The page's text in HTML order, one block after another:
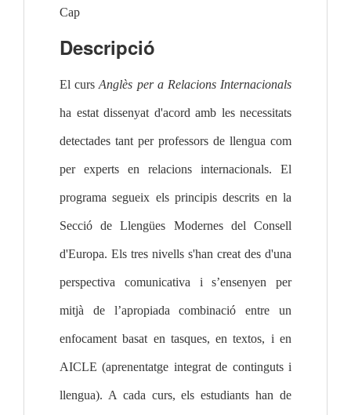
Cap
Descripció
El curs Anglès per a Relacions Internacionals
ha estat dissenyat d'acord amb les necessitats
detectades tant per professors de llengua com
per experts en relacions internacionals. El
programa segueix els principis descrits en la
Secció de Llengües Modernes del Consell
d'Europa. Els tres nivells s'han creat des d'una
perspectiva comunicativa i s’ensenyen per
mitjà de l’apropiada combinació entre un
enfocament basat en tasques, en textos, i en
AICLE (aprenentatge integrat de continguts i
llengua). A cada curs, els estudiants han de